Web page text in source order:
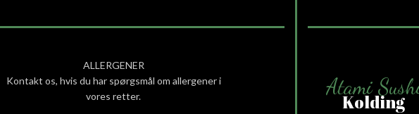
ALLERGENER
Kontakt os, hvis du har spørgsmål om allergener i
vores retter.
Atami
Kolding